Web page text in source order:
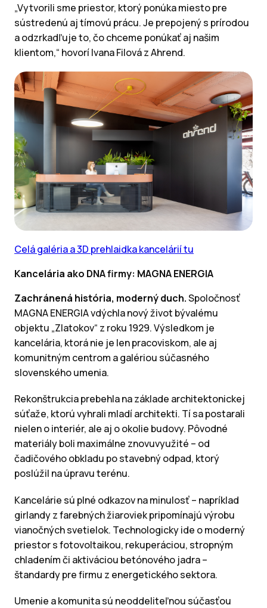
„Vytvorili sme priestor, ktorý ponúka miesto pre
sústredenú aj tímovú prácu. Je prepojený s prírodou
a odzrkadľuje to, čo chceme ponúkať aj našim
klientom,“ hovorí Ivana Filová z Ahrend.
Celá galéria a 3D prehlaidka kancelárií tu
Kancelária ako DNA firmy: MAGNA ENERGIA
Zachránená história, moderný duch.Spoločnosť
MAGNA ENERGIA vdýchla nový život bývalému
objektu „Zlatokov“ z roku 1929. Výsledkom je
kancelária, ktorá nie je len pracoviskom, ale aj
komunitným centrom a galériou súčasného
slovenského umenia.
Rekonštrukcia prebehla na základe architektonickej
súťaže, ktorú vyhrali mladí architekti. Tí sa postarali
nielen o interiér, ale aj o okolie budovy. Pôvodné
materiály boli maximálne znovuvyužité – od
čadičového obkladu po stavebný odpad, ktorý
poslúžil na úpravu terénu.
Kancelárie sú plné odkazov na minulosť – napríklad
girlandy z farebných žiaroviek pripomínajú výrobu
vianočných svetielok. Technologicky ide o moderný
priestor s fotovoltaikou, rekuperáciou, stropným
chladením či aktiváciou betónového jadra –
štandardy pre firmu z energetického sektora.
Umenie a komunita sú neoddeliteľnou súčasťou